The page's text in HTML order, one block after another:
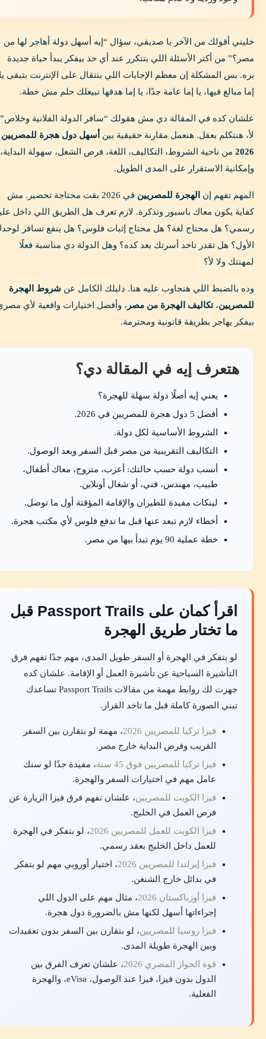
خليني أقولك من الآخر يا صديقي، سؤال “إيه أسهل دولة أهاجر لها من
مصر؟” من أكتر الأسئلة اللي بتتكرر عند أي حد بيفكر يبدأ حياة جديدة
بره. بس المشكلة إن معظم الإجابات اللي بتتقال على الإنترنت بتبقى
إما مبالغ فيها، يا إما عامة جدًا، يا إما هدفها تبيعلك حلم مش خطة.
علشان كده في المقالة دي مش هقولك “سافر الدولة الفلانية
لأ، هنتكلم بعقل. هنعمل مقارنة حقيقية بين
أسهل دول هجرة للمصريين
2026 من ناحية الشروط، التكاليف، اللغة، فرص الشغل، سهولة البداية،
وإمكانية الاستقرار على المدى الطويل.
المهم تفهم إن الهجرة للمصريين
في 2026 بقت محتاجة تحضير. مش
كفاية يكون معاك باسبور وتذكرة. لازم تعرف هل الطريق اللي داخل
رسمي؟ هل محتاج لغة؟ هل محتاج إثبات فلوس؟ هل ينفع تسافر
الأول؟ هل تقدر تاخد أسرتك بعد كده؟ وهل الدولة دي مناسبة فعلًا
لمهنتك ولا لأ؟
وده بالضبط اللي هنجاوب عليه هنا. دليلك الكامل عن شروط الهجرة
للمصريين،تكاليف الهجرة من مصر ، وأفضل اختيارات واقعية لأي
بيفكر يهاجر بطريقة قانونية ومحترمة.
هتعرف إيه في المقالة دي؟
يعني إيه أصلًا دولة سهلة للهجرة؟
أفضل 5 دول هجرة للمصريين في 2026.
الشروط الأساسية لكل دولة.
التكاليف التقريبية من مصر قبل السفر وبعد الوصول.
أنسب دولة حسب حالتك: أعزب، متزوج، معاك أطفال،
طبيب، مهندس، فني، أو شغال أونلاين.
لينكات مفيدة للطيران والإقامة المؤقتة أول ما توصل.
أخطاء لازم تبعد عنها قبل ما تدفع فلوس لأي مكتب هجرة.
خطة عملية 90 يوم تبدأ بيها من مصر.
اقرأ كمان على Passport Trails قبل
ما تختار طريق الهجرة
لو بتفكر في الهجرة أو السفر طويل المدى، مهم جدًا تفهم فرق
التأشيرة السياحية عن تأشيرة العمل أو الإقامة. علشان كده
جهزت لك روابط مهمة من مقالات Passport Trails تساعدك
تبني الصورة كاملة قبل ما تاخد القرار.
فيزا تركيا للمصريين 2026
، مهمة لو بتقارن بين السفر
القريب وفرص البداية خارج مصر.
فيزا تركيا للمصريين فوق 45 سنة
، مفيدة جدًا لو سنك
عامل مهم في اختيارات السفر والهجرة.
فيزا الكويت للمصريين، علشان تفهم فرق فيزا الزيارة عن
فرص العمل في الخليج.
فيزا الكويت للعمل للمصريين 2026
، لو بتفكر في الهجرة
للعمل داخل الخليج بعقد رسمي.
فيزا إيرلندا للمصريين 2026
، اختيار أوروبي مهم لو بتفكر
في بدائل خارج الشنغن.
فيزا أوزباكستان 2026
، مثال مهم على الدول اللي
إجراءاتها أسهل لكنها مش بالضرورة دول هجرة.
فيزا روسيا للمصريين، لو بتقارن بين السفر بدون تعقيدات
وبين الهجرة طويلة المدى.
قوة الجواز المصري 2026
، علشان تعرف الفرق بين
الدول بدون فيزا، فيزا عند الوصول، eVisa، والهجرة
الفعلية.